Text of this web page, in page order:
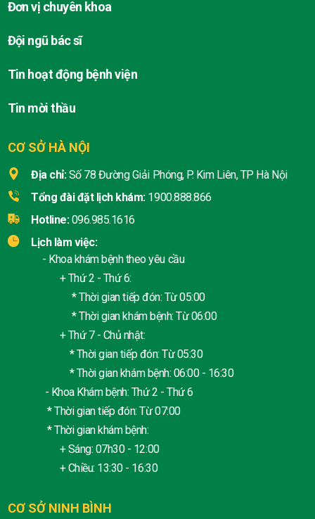
CƠ SỞ HÀ NỘI
Địa chỉ: Số 78 Đường Giải Phóng, P. Kim Liên, TP Hà Nội
Tổng đài đặt lịch khám: 1900.888.866
Hotline: 096.985.1616
Lịch làm việc:
- Khoa khám bệnh theo yêu cầu
+ Thứ 2 - Thứ 6:
* Thời gian tiếp đón: Từ 05:00
* Thời gian khám bệnh: Từ 06:00
+ Thứ 7 - Chủ nhật:
* Thời gian tiếp đón: Từ 05:30
* Thời gian khám bệnh: 06:00 - 16:30
- Khoa Khám bệnh: Thứ 2 - Thứ 6
* Thời gian tiếp đón: Từ 07:00
* Thời gian khám bệnh:
+ Sáng: 07h30 - 12:00
+ Chiều: 13:30 - 16:30
CƠ SỞ NINH BÌNH
Đơn vị chuyên khoa
Đội ngũ bác sĩ
Tin hoạt động bệnh viện
Tin mời thầu